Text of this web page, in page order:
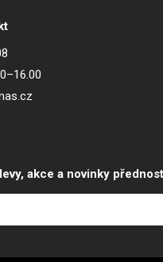
akce a novinky